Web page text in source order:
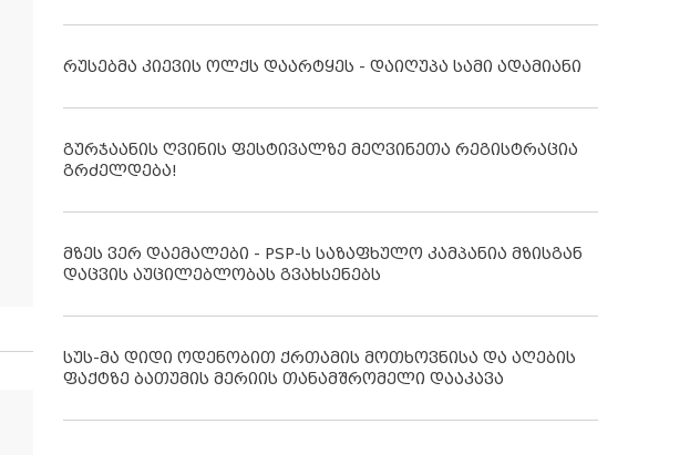
რუსებმა კიევის ოლქს დაარტყეს - დაიღუპა სამი ადამიანი
გურჯაანის ღვინის ფესტივალზე მეღვინეთა რეგისტრაცია
გრძელდება!
მზეს ვერ დაემალები - PSP-ს საზაფხულო კამპანია მზისგან
დაცვის აუცილებლობას გვახსენებს
სუს-მა დიდი ოდენობით ქრთამის მოთხოვნისა და აღების
ფაქტზე ბათუმის მერიის თანამშრომელი დააკავა